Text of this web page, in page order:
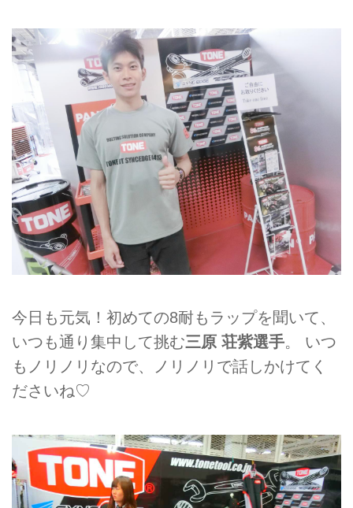
今日も元気！初めての8耐もラップを聞いて、
いつも通り集中して挑む三原 荘紫選手。 いつ
もノリノリなので、ノリノリで話しかけてく
ださいね♡